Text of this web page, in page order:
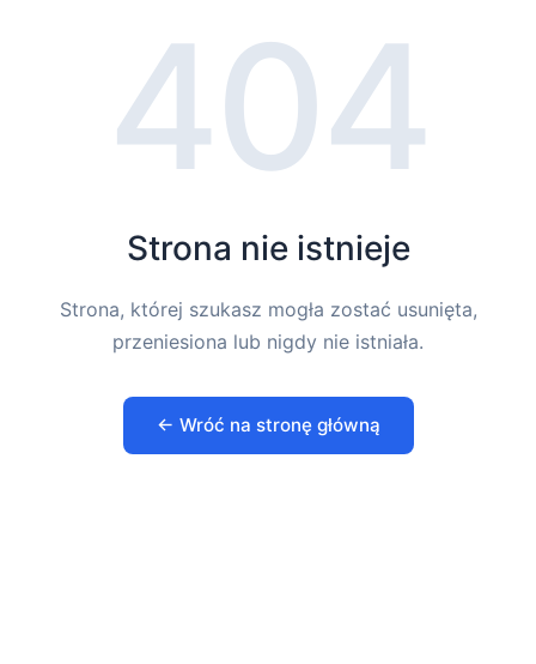
404
Strona nie istnieje
Strona, której szukasz mogła zostać usunięta,
przeniesiona lub nigdy nie istniała.
← Wróć na stronę główną